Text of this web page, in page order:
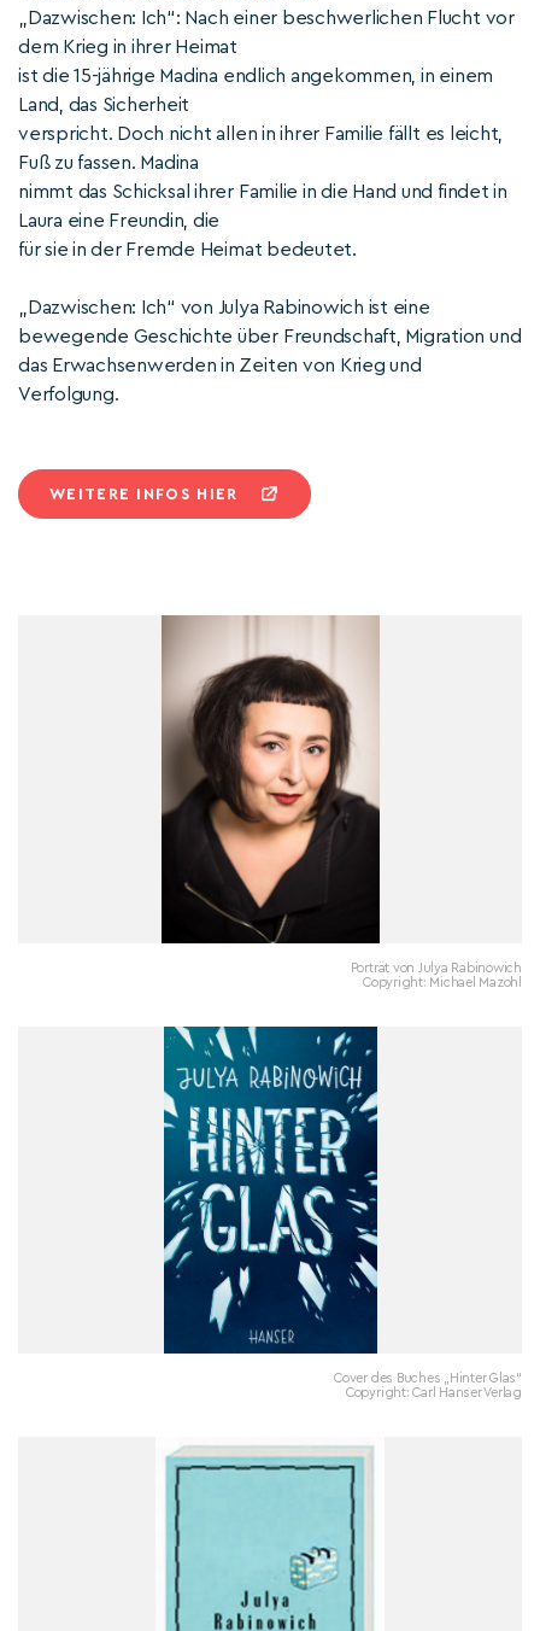
„Dazwischen: Ich“: Nach einer beschwerlichen Flucht vor
dem Krieg in ihrer Heimat
ist die 15-jährige Madina endlich angekommen, in einem
Land, das Sicherheit
verspricht. Doch nicht allen in ihrer Familie fällt es leicht,
Fuß zu fassen. Madina
nimmt das Schicksal ihrer Familie in die Hand und findet in
Laura eine Freundin, die
für sie in der Fremde Heimat bedeutet.
„Dazwischen: Ich“ von Julya Rabinowich ist eine
bewegende Geschichte über Freundschaft, Migration und
das Erwachsenwerden in Zeiten von Krieg und
Verfolgung.
WEITERE INFOS HIER
Porträt von Julya Rabinowich
Copyright: Michael Mazohl
Cover des Buches „Hinter Glas“
Copyright: Carl Hanser Verlag